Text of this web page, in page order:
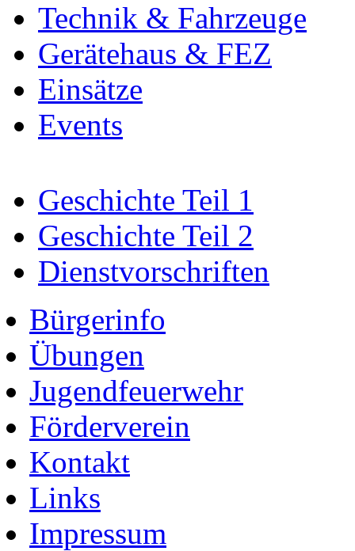
Technik & Fahrzeuge
Gerätehaus & FEZ
Einsätze
Events
Geschichte Teil 1
Geschichte Teil 2
Dienstvorschriften
Bürgerinfo
Übungen
Jugendfeuerwehr
Förderverein
Kontakt
Links
Impressum